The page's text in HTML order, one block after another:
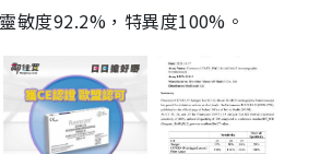
敏度92.2%，特異度100%。